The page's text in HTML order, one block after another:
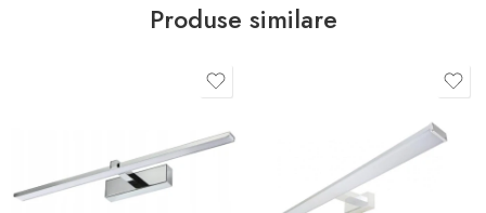
Produse similare